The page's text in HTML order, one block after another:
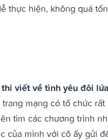
thực hiện, không quá
viết về tình yêu đôi
trang mạng có tố chức
tìm các chương trình
của mình với cô ấy gửi